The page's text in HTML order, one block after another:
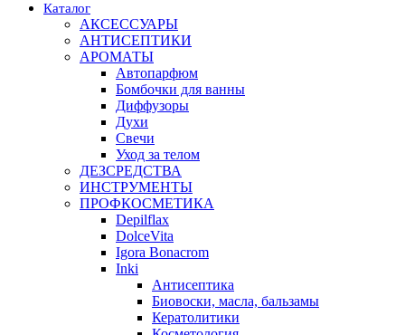
Каталог
АКСЕССУАРЫ
АНТИСЕПТИКИ
АРОМАТЫ
Автопарфюм
Бомбочки для ванны
Диффузоры
Духи
Свечи
Уход за телом
ДЕЗСРЕДСТВА
ИНСТРУМЕНТЫ
ПРОФКОСМЕТИКА
Depilflax
DolceVita
Igora Bonacrom
Inki
Антисептика
Биовоски, масла, бальзамы
Кератолитики